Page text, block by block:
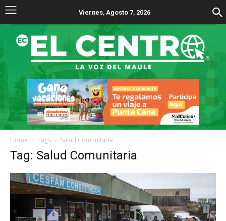
Viernes, Agosto 7, 2026
Home Tags Salud Comunitaria
Tag: Salud Comunitaria